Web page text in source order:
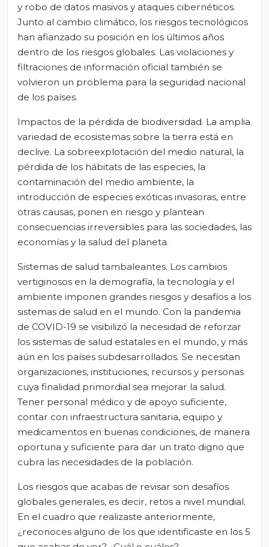
y robo de datos masivos y ataques cibernéticos.
Junto al cambio climático, los riesgos tecnológicos
han afianzado su posición en los últimos años
dentro de los riesgos globales. Las violaciones y
filtraciones de información oficial también se
volvieron un problema para la seguridad nacional
de los países.
Impactos de la pérdida de biodiversidad. La amplia
variedad de ecosistemas sobre la tierra está en
declive. La sobreexplotación del medio natural, la
pérdida de los hábitats de las especies, la
contaminación del medio ambiente, la
introducción de especies exóticas invasoras, entre
otras causas, ponen en riesgo y plantean
consecuencias irreversibles para las sociedades, las
economías y la salud del planeta.
Sistemas de salud tambaleantes. Los cambios
vertiginosos en la demografía, la tecnología y el
ambiente imponen grandes riesgos y desafíos a los
sistemas de salud en el mundo. Con la pandemia
de COVID-19 se visibilizó la necesidad de reforzar
los sistemas de salud estatales en el mundo, y más
aún en los países subdesarrollados. Se necesitan
organizaciones, instituciones, recursos y personas
cuya finalidad primordial sea mejorar la salud.
Tener personal médico y de apoyo suficiente,
contar con infraestructura sanitaria, equipo y
medicamentos en buenas condiciones, de manera
oportuna y suficiente para dar un trato digno que
cubra las necesidades de la población.
Los riesgos que acabas de revisar son desafíos
globales generales, es decir, retos a nivel mundial.
En el cuadro que realizaste anteriormente,
¿reconoces alguno de los que identificaste en los 5